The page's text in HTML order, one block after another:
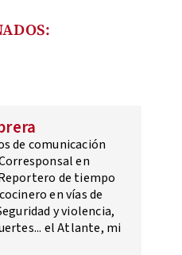
de comunicación
en
de tiempo
en vías de
y violencia,
el Atlante, mi